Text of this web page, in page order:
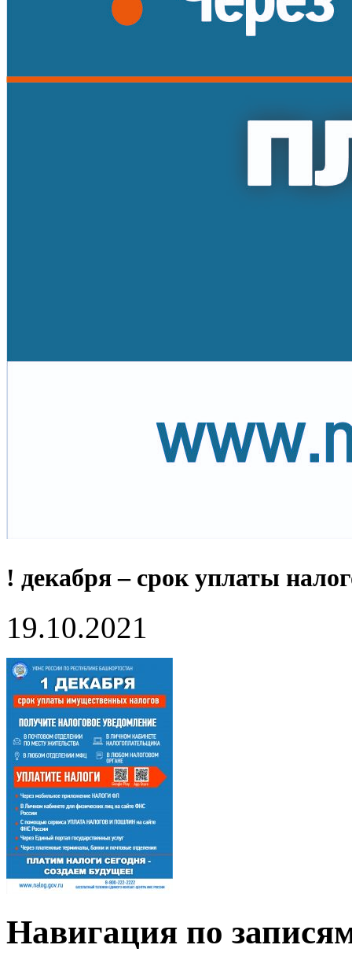
! декабря – срок уплаты
19.10.2021
Навигация по